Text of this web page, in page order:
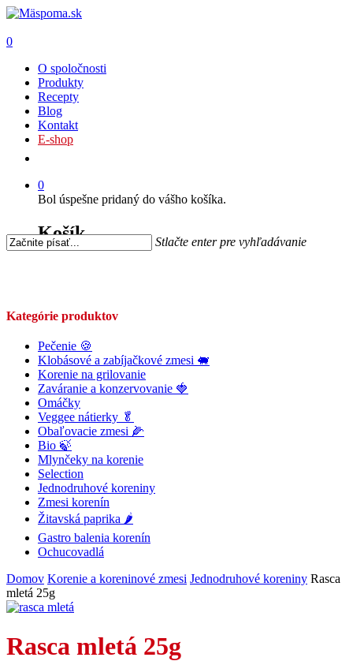
0
O spoločnosti
Produkty
Recepty
Blog
Kontakt
E-shop
0
Bol úspešne pridaný do vášho košíka.
Košík Stlačte enter pre vyhľadávanie
Kategórie produktov
Pečenie 🍪
Klobásové a zabíjačkové zmesi 🐖
Korenie na grilovanie
Zaváranie a konzervovanie 🍓
Omáčky
Veggee nátierky 🥬
Obaľovacie zmesi 🌽
Bio 🍃
Mlynčeky na korenie
Selection
Jednodruhové koreniny
Zmesi korenín
Žitavská paprika 🌶
Gastro balenia korenín
Ochucovadlá
Domov Korenie a koreninové zmesi Jednodruhové koreniny Rasca
mletá 25g
Rasca mletá 25g